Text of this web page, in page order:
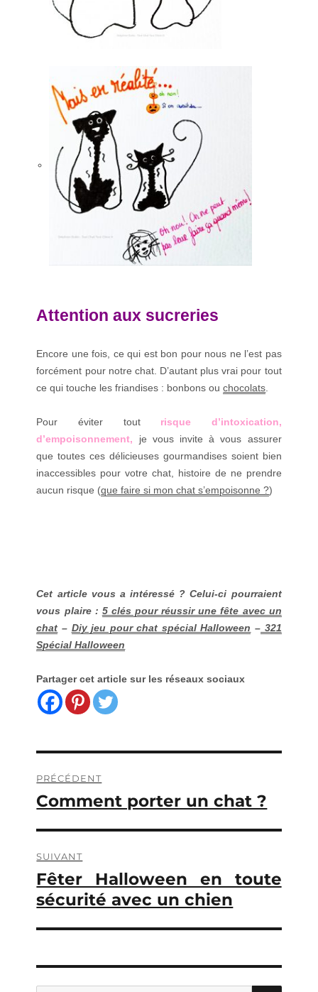
Attention aux sucreries
Encore une fois, ce qui est bon pour nous ne l’est pas
forcément pour notre chat. D’autant plus vrai pour tout
ce qui touche les friandises : bonbons ouchocolats
Pour éviter toutrisque d’intoxication,
d’empoisonnement, je vous invite à vous assurer
que toutes ces délicieuses gourmandises soient bien
inaccessibles pour votre chat, histoire de ne prendre
aucun risque (que faire si mon chat s’empoisonne ?)
Cet article vous a intéressé ? Celui-ci pourraient
vous plaire : 5 clés pour réussir une fête avec un
chat – Diy jeu pour chat spécial Halloween – 321
Spécial Halloween
Partager cet article sur les réseaux sociaux
Navigation
de
l’article
PRÉCÉDENT
Publication
Comment porter un chat ?
SUIVANT
Publication
suivante :
Fêter Halloween en toute
sécurité avec un chien